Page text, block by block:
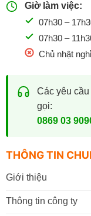
Giờ làm việc:
07h30 –
07h30 –
Chủ nhật nghỉ
Các yêu
gọi:
0869 03
THÔNG TIN
Giới thiệu
Thông tin công ty